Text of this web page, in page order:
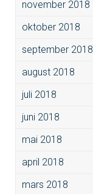
november 2018
oktober 2018
september 2018
august 2018
juli 2018
juni 2018
mai 2018
april 2018
mars 2018